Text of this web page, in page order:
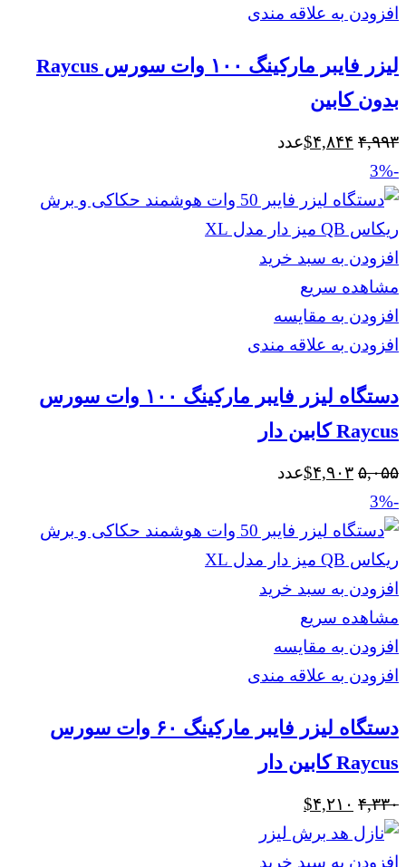
افزودن به علاقه مندی
لیزر فایبر مارکینگ ۱۰۰ وات سورس Raycus
بدون کابین
۴,۹۹۳ قیمت
$۴,۹۹۳
بود.
$۴,۸۴۴ قیمت
$۴,۸۴۴
است.
عدد
-3%
افزودن به سبد خرید
مشاهده سریع
افزودن به مقایسه
افزودن به علاقه مندی
دستگاه لیزر فایبر مارکینگ ۱۰۰ وات سورس
Raycus کابین دار
۵,۰۵۵ قیمت
$۵,۰۵۵
بود.
$۴,۹۰۳ قیمت
$۴,۹۰۳
است.
عدد
-3%
افزودن به سبد خرید
مشاهده سریع
افزودن به مقایسه
افزودن به علاقه مندی
دستگاه لیزر فایبر مارکینگ ۶۰ وات سورس
Raycus کابین دار
۴,۳۳۰ قیمت
اصلی
$۴,۳۳۰
$۴,۲۱۰ قیمت
فعلی
$۴,۲۱۰
افزودن به سبد خرید